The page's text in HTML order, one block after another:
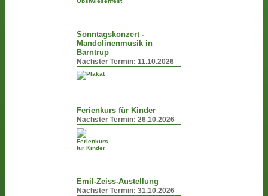
Sonntagskonzert -
Mandolinenmusik in
Barntrup
Nächster Termin:11.10.2026
Ferienkurs für Kinder
Nächster Termin:26.10.2026
Emil-Zeiss-Austellung
Nächster Termin:31.10.2026